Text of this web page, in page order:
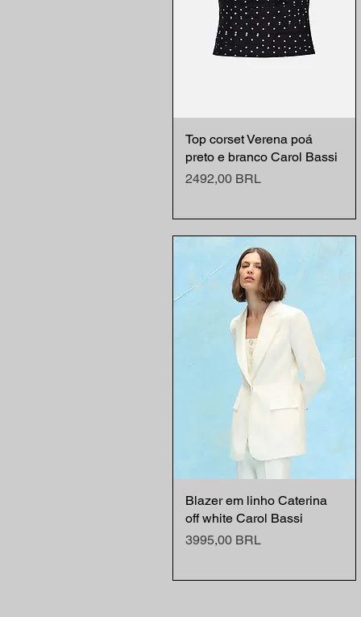
Vista rápida
Top corset Verena poá
preto e branco Carol Bassi
Precio
2492,00 BRL
Vista rápida
Blazer em linho Caterina
off white Carol Bassi
Precio
3995,00 BRL